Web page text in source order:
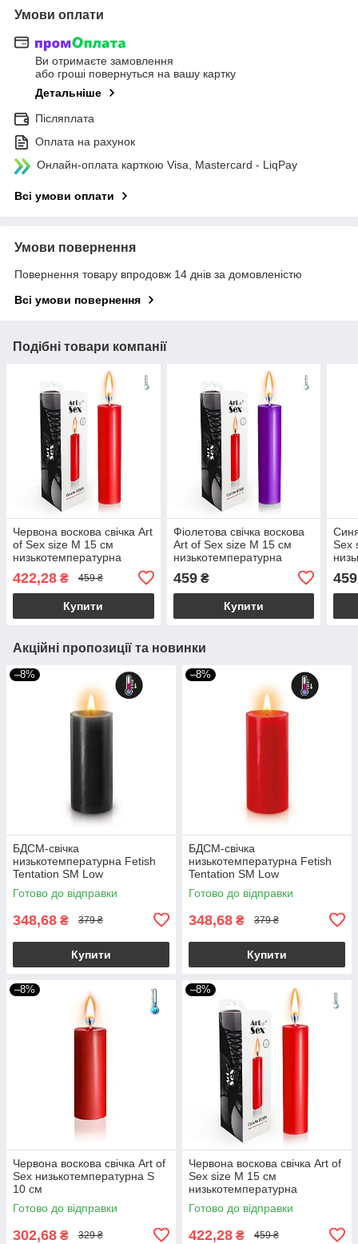
Умови оплати
Ви отримаєте замовлення
або гроші повернуться на вашу картку
Детальніше
Післяплата
Оплата на рахунок
Онлайн-оплата карткою Visa, Mastercard - LiqPay
Всі умови оплати
Умови повернення
Повернення товару впродовж 14 днів за домовленістю
Всі умови повернення
Подібні товари компанії
Червона воскова свічка Art
of Sex size M 15 см
низькотемпературна
422,28 ₴ 459 ₴
Купити
Фіолетова свічка воскова
Art of Sex size M 15 см
низькотемпературна
459₴
Купити
Sex
459
Акційні пропозиції та новинки
–8%
БДСМ-свічка
низькотемпературна Fetish
Tentation SM Low
Temperature Candle Black
Готово до відправки
348,68 ₴ 379 ₴
Купити
–8%
БДСМ-cвічка
низькотемпературна Fetish
Tentation SM Low
Temperature Candle Red
Готово до відправки
348,68 ₴ 379 ₴
Купити
–8%
Червона воскова свічка Art of
Sex низькотемпературна S
10 см
Готово до відправки
302,68 ₴ 329 ₴
–8%
Червона воскова свічка Art of
Sex size M 15 см
низькотемпературна
Готово до відправки
422,28 ₴ 459 ₴